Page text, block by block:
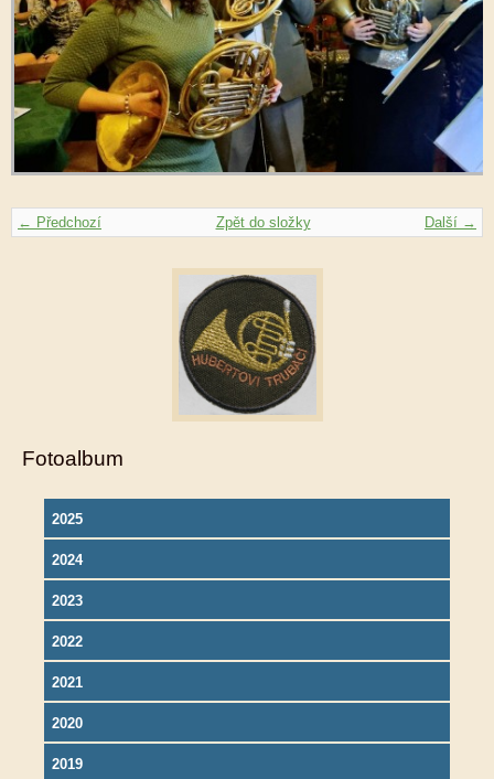
← Předchozí Další →
Zpět do složky
Fotoalbum
2025
2024
2023
2022
2021
2020
2019